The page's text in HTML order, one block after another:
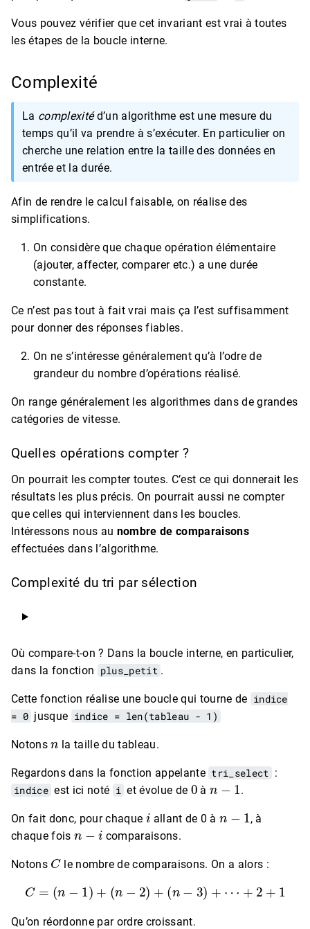
Vous pouvez vérifier que cet invariant est vrai à toutes
les étapes de la boucle interne.
Complexité
La complexitéd’un algorithme est une mesure du
temps qu’il va prendre à s’exécuter. En particulier on
cherche une relation entre la taille des données en
entrée et la durée.
Afin de rendre le calcul faisable, on réalise des
simplifications.
On considère que chaque opération élémentaire
(ajouter, affecter, comparer etc.) a une durée
constante.
Ce n’est pas tout à fait vrai mais ça l’est suffisamment
pour donner des réponses fiables.
On ne s’intéresse généralement qu’à l’odre de
grandeur du nombre d’opérations réalisé.
On range généralement les algorithmes dans de grandes
catégories de vitesse.
Quelles opérations compter ?
On pourrait les compter toutes. C’est ce qui donnerait les
résultats les plus précis. On pourrait aussi ne compter
que celles qui interviennent dans les boucles.
Intéressons nous au nombre de comparaisons
effectuées dans l’algorithme.
Complexité du tri par sélection
Où compare-t-on ? Dans la boucle interne, en particulier,
dans la fonction plus_petit .
Cette fonction réalise une boucle qui tourne de indice
= 0 jusque indice = len(tableau - 1)
Notons la taille du tableau.
Regardons dans la fonction appelante tri_select :
indice est ici noté i et évolue de
0
à
n−1
.
On fait donc, pour chaque
i
allant de 0 à
, à
chaque fois
n−i
comparaisons.
Notons
C
le nombre de comparaisons. On a alors :
C (n− 1 )+( −2) + n− +⋯ +
Qu’on réordonne par ordre croissant.